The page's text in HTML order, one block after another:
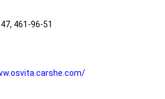
461-96-51